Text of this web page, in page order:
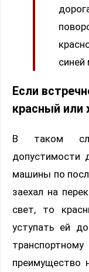
Если
красный
В таком
допустимости
машины по
заехал на
свет, то
уступать ей
преимущество